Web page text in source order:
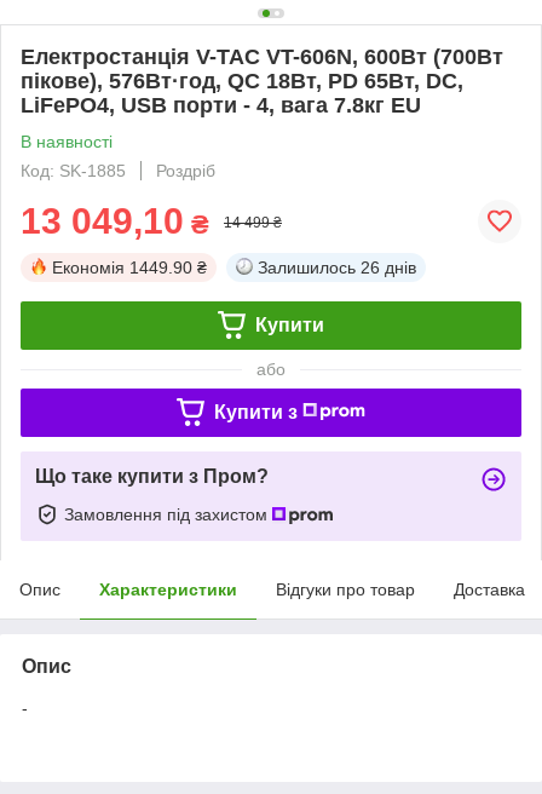
Електростанція V-TAC VT-606N, 600Вт (700Вт
пікове), 576Вт·год, QC 18Вт, PD 65Вт, DC,
LiFePO4, USB порти - 4, вага 7.8кг EU
В наявності
Код: SK-1885
Роздріб
13 049,10 ₴ 14 499 ₴
Економія 1449.90 ₴ Залишилось 26 днів
Купити
або
Купити з
Що таке купити з Пром?
Замовлення під захистом
Опис Характеристики Відгуки про товар Доставка
Опис
-